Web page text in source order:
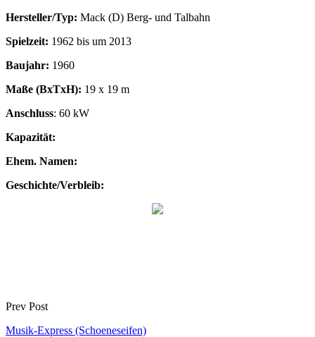
Hersteller/Typ: Mack (D) Berg- und Talbahn
Spielzeit: 1962 bis um 2013
Baujahr: 1960
Maße (BxTxH): 19 x 19 m
Anschluss: 60 kW
Kapazität:
Ehem. Namen:
Geschichte/Verbleib:
Prev Post
Musik-Express (Schoeneseifen)